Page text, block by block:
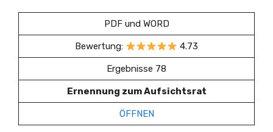
PDF und WORD
Bewertung: 4.73
Ergebnisse 78
Ernennung zum Aufsichtsrat
ÖFFNEN